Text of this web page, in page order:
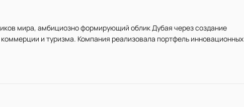
мира, амбициозно формирующий облик Дубая через создание
и туризма. Компания реализовала портфель инновационных